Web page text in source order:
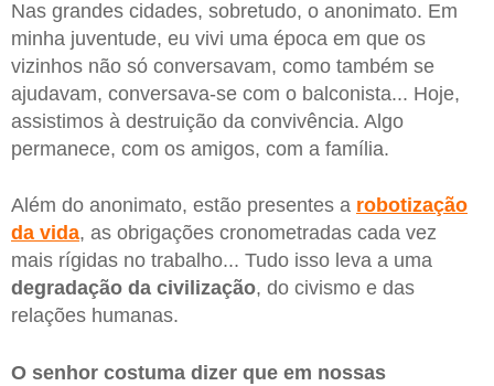
Nas grandes cidades, sobretudo, o anonimato. Em
minha juventude, eu vivi uma época em que os
vizinhos não só conversavam, como também se
ajudavam, conversava-se com o balconista... Hoje,
assistimos à destruição da convivência. Algo
permanece, com os amigos, com a família.
Além do anonimato, estão presentes a robotização
da vida, as obrigações cronometradas cada vez
mais rígidas no trabalho... Tudo isso leva a uma
degradação da civilização, do civismo e das
relações humanas.
O senhor costuma dizer que em nossas